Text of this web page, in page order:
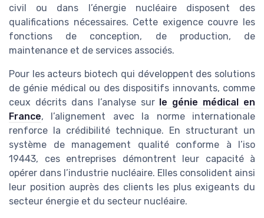
civil ou dans l’énergie nucléaire disposent des
qualifications nécessaires. Cette exigence couvre les
fonctions de conception, de production, de
maintenance et de services associés.
Pour les acteurs biotech qui développent des solutions
de génie médical ou des dispositifs innovants, comme
ceux décrits dans l’analyse sur le génie médical en
France, l’alignement avec la norme internationale
renforce la crédibilité technique. En structurant un
système de management qualité conforme à l’iso
19443, ces entreprises démontrent leur capacité à
opérer dans l’industrie nucléaire. Elles consolident ainsi
leur position auprès des clients les plus exigeants du
secteur énergie et du secteur nucléaire.